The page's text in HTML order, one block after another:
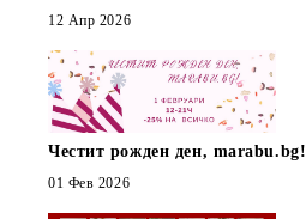
12 Апр 2026
Честит рожден ден, marabu.bg!
01 Фев 2026